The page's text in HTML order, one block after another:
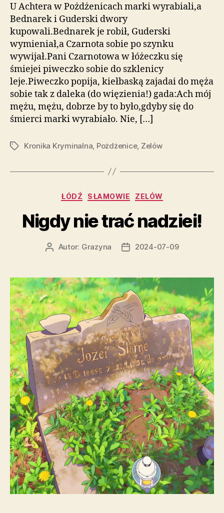
U Achtera w Pożdżenicach marki wyrabiali,a
Bednarek i Guderski dwory
kupowali.Bednarek je robił, Guderski
wymieniał,a Czarnota sobie po szynku
wywijał.Pani Czarnotowa w łóżeczku się
śmiejei piweczko sobie do szklenicy
leje.Piweczko popija, kiełbaską zajadai do męża
sobie tak z daleka (do więzienia!) gada:Ach mój
mężu, mężu, dobrze by to było,gdyby się do
śmierci marki wyrabiało. Nie, […]
TagiKronika Kryminalna Pożdżenice, Zelów
Kategorie
ŁÓDŹ SŁAMOWIE ZELÓW
Nigdy nie trać nadziei!
AutorAutor: Grazyna
Data2024-07-09